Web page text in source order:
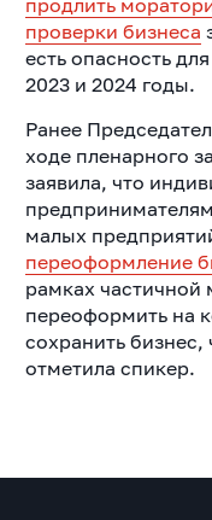
продлить
проверки бизнеса
есть опасность
2023 и 2024 годы.
Ранее
ходе пленарного
заявила, что
малых
переоформление
рамках
переоформить на
сохранить
отметила спикер.